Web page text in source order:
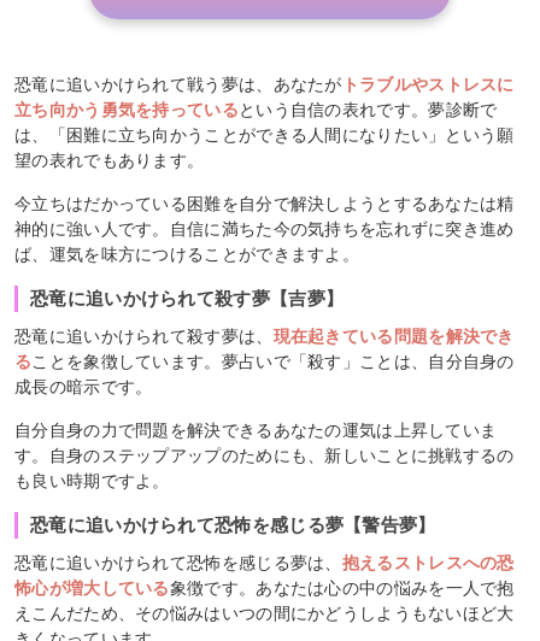
恐竜に追いかけられて戦う夢は、あなたが トラブルやストレスに
立ち向かう勇気を持っているという自信の表れです。夢診断で
は、「困難に立ち向かうことができる人間になりたい」という願
望の表れでもあります。
今立ちはだかっている困難を自分で解決しようとするあなたは精
神的に強い人です。自信に満ちた今の気持ちを忘れずに突き進め
ば、運気を味方につけることができますよ。
恐竜に追いかけられて殺す夢【吉夢】
恐竜に追いかけられて殺す夢は、 現在起きている問題を解決でき
ることを象徴しています。夢占いで「殺す」ことは、自分自身の
成長の暗示です。
自分自身の力で問題を解決できるあなたの運気は上昇していま
す。自身のステップアップのためにも、新しいことに挑戦するの
も良い時期ですよ。
恐竜に追いかけられて恐怖を感じる夢【警告夢】
恐竜に追いかけられて恐怖を感じる夢は、 抱えるストレスへの恐
怖心が増大している象徴です。あなたは心の中の悩みを一人で抱
えこんだため、その悩みはいつの間にかどうしようもないほど大